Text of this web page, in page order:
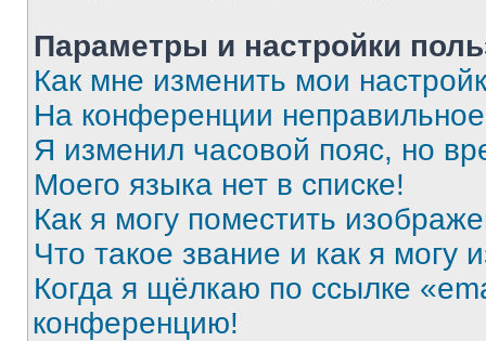
Параметры и настройки
Как мне изменить мои
На конференции
Я изменил часовой пояс, но
Моего языка нет в списке!
Как я могу поместить
Что такое звание и как я могу
Когда я щёлкаю по ссылке
конференцию!